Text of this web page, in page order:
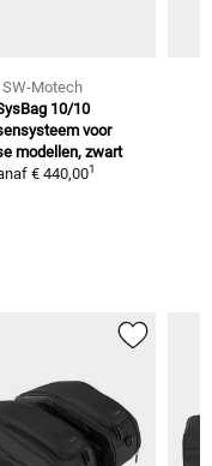
SW-Motech
10/10
voor
modellen, zwart
€ 440,001